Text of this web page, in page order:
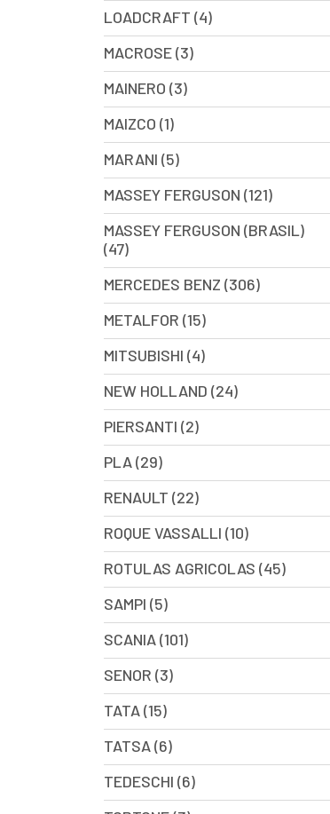
LOADCRAFT (4)
MACROSE (3)
MAINERO (3)
MAIZCO (1)
MARANI (5)
MASSEY FERGUSON (121)
MASSEY FERGUSON (BRASIL)
(47)
MERCEDES BENZ (306)
METALFOR (15)
MITSUBISHI (4)
NEW HOLLAND (24)
PIERSANTI (2)
PLA (29)
RENAULT (22)
ROQUE VASSALLI (10)
ROTULAS AGRICOLAS (45)
SAMPI (5)
SCANIA (101)
SENOR (3)
TATA (15)
TATSA (6)
TEDESCHI (6)